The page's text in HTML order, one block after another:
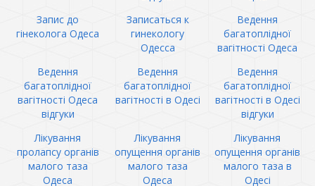
Запис до
гінеколога Одеса
Записаться к
гинекологу
Одесса
Ведення
багатоплідної
вагітності Одеса
Ведення
багатоплідної
вагітності Одеса
відгуки
Ведення
багатоплідної
вагітності в Одесі
Ведення
багатоплідної
вагітності в Одесі
відгуки
Лікування
пролапсу органів
малого таза
Одеса
Лікування
опущення органів
малого таза
Одеса
Лікування
опущення органів
малого таза в
Одесі